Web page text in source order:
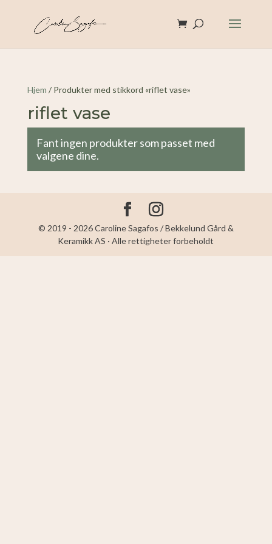
Hjem / Produkter med stikkord «riflet vase»
riflet vase
Fant ingen produkter som passet med
valgene dine.
© 2019 - 2026 Caroline Sagafos / Bekkelund Gård &
Keramikk AS · Alle rettigheter forbeholdt